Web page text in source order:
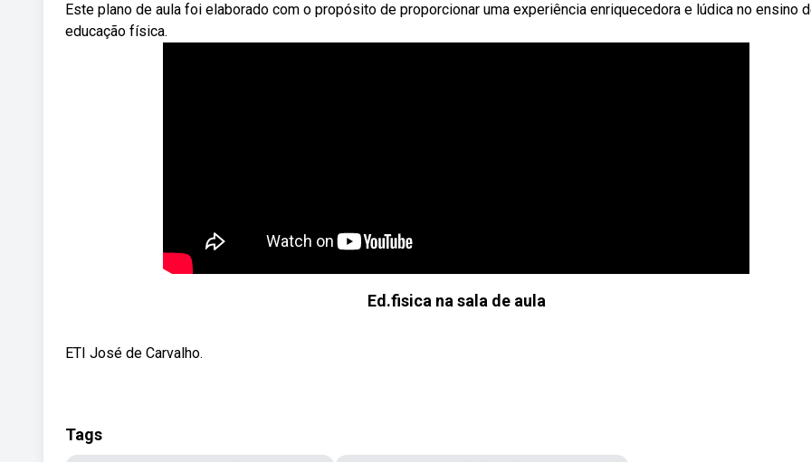
Este plano de aula foi elaborado com o propósito de proporcionar uma experiência enriquecedora e lúdica no ensino
educação física.
Ed.fisica na sala de aula
ETI José de Carvalho.
Tags